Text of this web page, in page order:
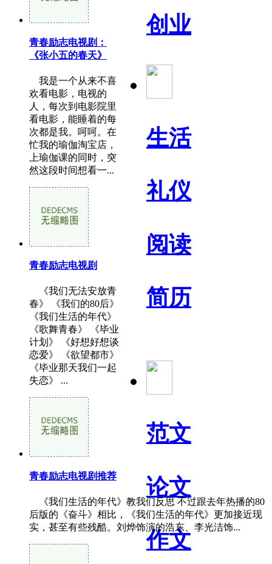
创业
生活
礼仪
阅读
简历
范文
论文
作文
青春励志电视剧：
《张小五的春天》
我是一个从来不喜
欢看电影，电视的
人，每次到电影院里
看电影，能睡着的每
次都是我。呵呵。在
忙我的瑜伽淘宝店，
上瑜伽课的同时，突
然这段时间想看一...
青春励志电视剧
《我们无法安放青
春》 《我们的80后》
《我们生活的年代》
《歌舞青春》 《毕业
计划》 《好想好想谈
恋爱》 《欲望都市》
《毕业那天我们一起
失恋》 ...
青春励志电视剧推荐
《我们生活的年代》教我们反思 不过跟去年热播的80
后版的《奋斗》相比，《我们生活的年代》更加接近现
实，甚至有些残酷。刘烨饰演的浩东、李光洁饰...